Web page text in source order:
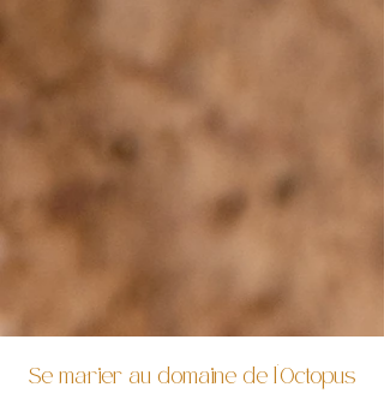
Se marier au domaine de l'Octopus